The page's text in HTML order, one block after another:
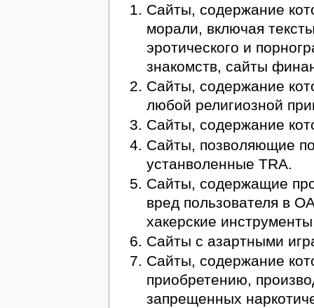
Сайты, содержание
морали, включая
эротического и
знакомств, сайты
Сайты, содержание
любой религиозной
Сайты, содержание
Сайты, позволяющие
устанволенные TRA.
Сайты, содержащие
вред пользователя в
хакерские
Сайты с азартными
Сайты, содержание
приобретению,
запрещенных